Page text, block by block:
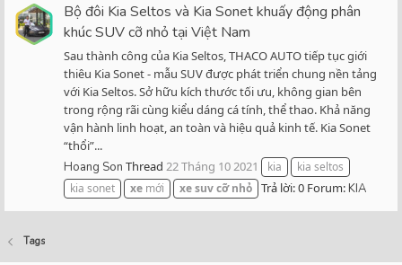
Bộ đôi Kia Seltos và Kia Sonet khuấy động phân
khúc SUV cỡ nhỏ tại Việt Nam
Sau thành công của Kia Seltos, THACO AUTO tiếp tục giới
thiêu Kia Sonet - mẫu SUV được phát triển chung nền tảng
với Kia Seltos. Sở hữu kích thước tối ưu, không gian bên
trong rộng rãi cùng kiểu dáng cá tính, thể thao. Khả năng
vận hành linh hoạt, an toàn và hiệu quả kinh tế. Kia Sonet
“thổi”...
Hoang Son Thread 22 Tháng 10 2021 kia
kia seltos
kia sonet
xe mới xesuvcỡ nhỏ Trả lời: 0 Forum:KIA
Tags